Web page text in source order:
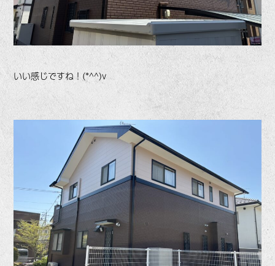
いい感じですね！(*^^)v